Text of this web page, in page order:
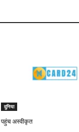
दुनिया
पहुंच अस्वीकृत